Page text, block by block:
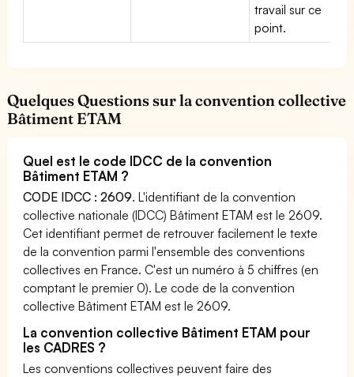
travail sur ce
point.
Quelques Questions sur la convention collective
Bâtiment ETAM
Quel est le code IDCC de la convention
Bâtiment ETAM ?
CODE IDCC : 2609. L'identifiant de la convention
collective nationale (IDCC) Bâtiment ETAM est le 2609.
Cet identifiant permet de retrouver facilement le texte
de la convention parmi l'ensemble des conventions
collectives en France. C'est un numéro à 5 chiffres (en
comptant le premier 0). Le code de la convention
collective Bâtiment ETAM est le 2609.
La convention collective Bâtiment ETAM pour
les CADRES ?
Les conventions collectives peuvent faire des